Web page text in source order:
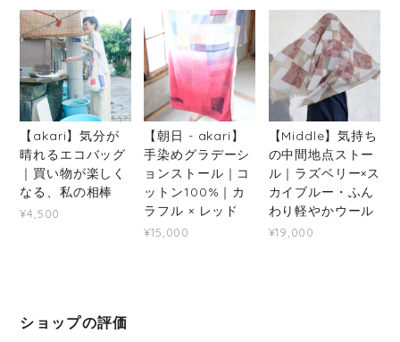
【akari】気分が
晴れるエコバッグ
｜買い物が楽しく
なる、私の相棒
¥4,500
【朝日 - akari】
手染めグラデーシ
ョンストール｜コ
ットン100%｜カ
ラフル × レッド
¥15,000
【Middle】気持ち
の中間地点ストー
ル｜ラズベリー×ス
カイブルー・ふん
わり軽やかウール
¥19,000
ショップの評価